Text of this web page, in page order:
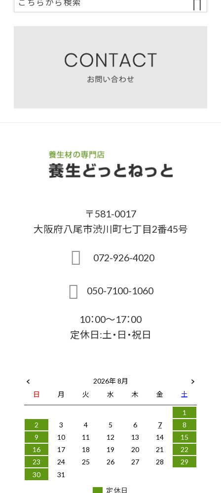
〒581-0017
大阪府八尾市渋川町七丁目2番45号
072-926-4020
050-7100-1060
10：00～17：00
定休日:土・日・祝日
2026年 8月
日
月 火 水 木 金
土
1
2
3 4 5 6 7
8
9
10 11 12 13 14
15
16
17 18 19 20 21
22
23
24 25 26 27 28
29
30
31
定休日